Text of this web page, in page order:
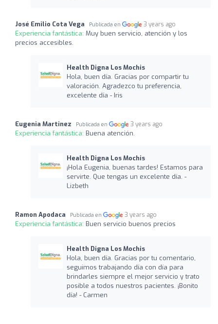
José Emilio Cota Vega Publicada en 3 years ago
Experiencia fantástica: Muy buen servicio, atención y los
precios accesibles.
Health Digna Los Mochis
Hola, buen día. Gracias por compartir tu
valoración. Agradezco tu preferencia,
excelente día - Iris
Eugenia Martinez Publicada en 3 years ago
Experiencia fantástica: Buena atención.
Health Digna Los Mochis
¡Hola Eugenia, buenas tardes! Estamos para
servirte. Que tengas un excelente día. -
Lizbeth
Ramon Apodaca Publicada en 3 years ago
Experiencia fantástica: Buen servicio buenos precios
Health Digna Los Mochis
Hola, buen día. Gracias por tu comentario,
seguimos trabajando día con día para
brindarles siempre el mejor servicio y trato
posible a todos nuestros pacientes. ¡Bonito
día! - Carmen